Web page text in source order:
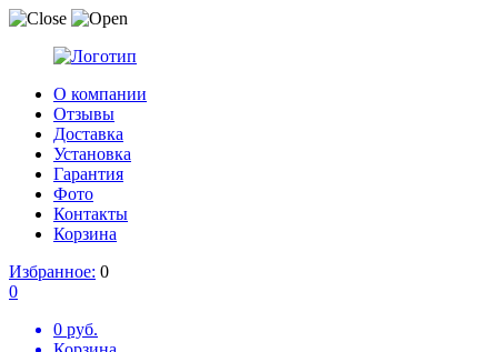
О компании
Отзывы
Доставка
Установка
Гарантия
Фото
Контакты
Корзина
Избранное: 0
0
0 руб.